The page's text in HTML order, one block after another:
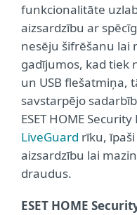
funkcionalitāte
aizsardzību ar
nesēju šifrēšanu lai
gadījumos, kad tiek
un USB flešatmiņa,
savstarpējo
ESET HOME
LiveGuard rīku,
aizsardzību lai
draudus.
ESET HOME